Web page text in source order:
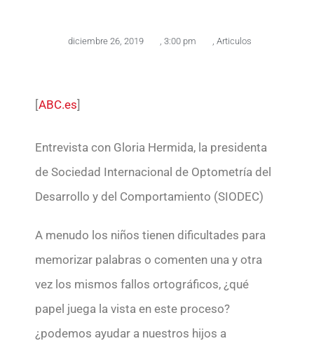
diciembre 26, 2019 , 3:00 pm , Articulos
[ABC.es]
Entrevista con Gloria Hermida, la presidenta
de Sociedad Internacional de Optometría del
Desarrollo y del Comportamiento (SIODEC)
A menudo los niños tienen dificultades para
memorizar palabras o comenten una y otra
vez los mismos fallos ortográficos, ¿qué
papel juega la vista en este proceso?
¿podemos ayudar a nuestros hijos a